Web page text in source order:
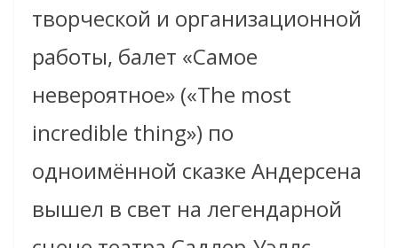
творческой и организационной
работы, балет «Самое
невероятное» («The most
incredible thing») по
одноимённой сказке Андерсена
вышел в свет на легендарной